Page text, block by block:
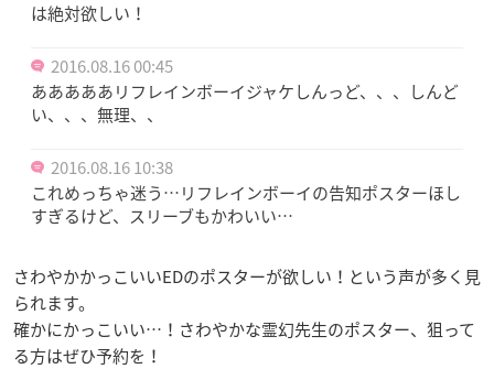
は絶対欲しい！
2016.08.16 00:45
あああああリフレインボーイジャケしんっど、、、しんど
い、、、無理、、
2016.08.16 10:38
これめっちゃ迷う…リフレインボーイの告知ポスターほし
すぎるけど、スリーブもかわいい…
さわやかかっこいいEDのポスターが欲しい！という声が多く見
られます。
確かにかっこいい…！さわやかな霊幻先生のポスター、狙って
る方はぜひ予約を！